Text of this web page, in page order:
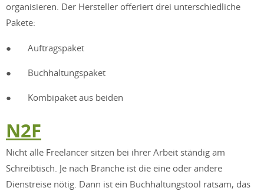
organisieren. Der Hersteller offeriert drei unterschiedliche
Pakete:
● Auftragspaket
● Buchhaltungspaket
● Kombipaket aus beiden
N2F
Nicht alle Freelancer sitzen bei ihrer Arbeit ständig am
Schreibtisch. Je nach Branche ist die eine oder andere
Dienstreise nötig. Dann ist ein Buchhaltungstool ratsam, das